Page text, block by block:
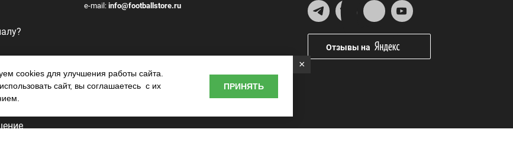
e-mail: info@footballstore.ru
Отзывы на
×
cookies для улучшения работы сайта.
сайт, вы соглашаетесь с их
ПРИНЯТЬ